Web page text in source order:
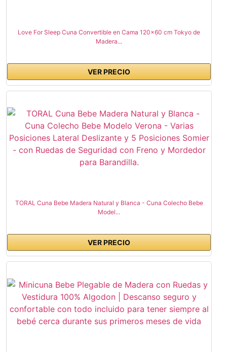
Love For Sleep Cuna Convertible en Cama 120x60 cm Tokyo de
Madera...
VER PRECIO
TORAL Cuna Bebe Madera Natural y Blanca - Cuna Colecho Bebe
Model...
VER PRECIO